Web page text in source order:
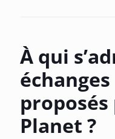
À qui
Planet ?